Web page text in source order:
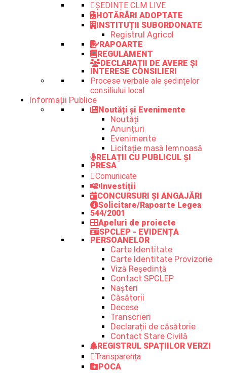
ȘEDINȚE CLM LIVE
HOTĂRÂRI ADOPTATE
INSTITUȚII SUBORDONATE
Registrul Agricol
RAPOARTE
REGULAMENT
DECLARAȚII DE AVERE ȘI
INTERESE CONSILIERI
Procese verbale ale ședințelor
consiliului local
Informații Publice
Noutăți și Evenimente
Noutăți
Anunțuri
Evenimente
Licitație masă lemnoasă
RELAȚII CU PUBLICUL ȘI
PRESA
Comunicate
Investiții
CONCURSURI ȘI ANGAJĂRI
Solicitare/Rapoarte Legea
544/2001
Apeluri de proiecte
SPCLEP - EVIDENȚA
PERSOANELOR
Carte Identitate
Carte Identitate Provizorie
Viză Reședință
Contact SPCLEP
Nașteri
Căsătorii
Decese
Transcrieri
Declarații de căsătorie
Contact Stare Civilă
REGISTRUL SPAȚIILOR VERZI
Transparența
POCA